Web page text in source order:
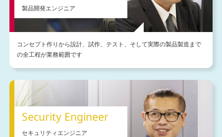
製品開発エンジニア
コンセプト作りから設計、試作、テスト、そして実際の製品製造まで
の全工程が業務範囲です
Security Engineer
セキュリティエンジニア